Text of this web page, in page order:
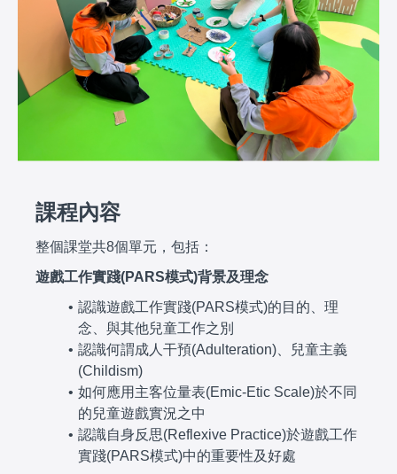
課程內容
整個課堂共8個單元，包括：
遊戲工作實踐(PARS模式)背景及理念
認識遊戲工作實踐(PARS模式)的目的、理
念、與其他兒童工作之別
認識何謂成人干預(Adulteration)、兒童主義
(Childism)
如何應用主客位量表(Emic-Etic Scale)於不同
的兒童遊戲實況之中
認識自身反思(Reflexive Practice)於遊戲工作
實踐(PARS模式)中的重要性及好處